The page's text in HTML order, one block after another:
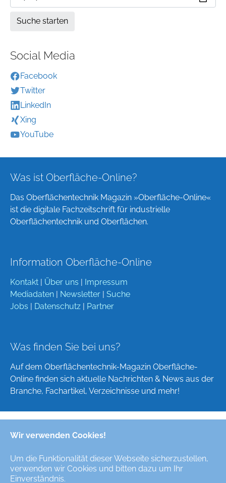
Wir verwenden Cookies!
Um die Funktionalität dieser Webseite sicherzustellen,
verwenden wir Cookies und bitten dazu um Ihr
Einverständnis.
Social Media
Facebook
Twitter
LinkedIn
Xing
YouTube
Was ist Oberfläche-Online?
Das Oberflächentechnik Magazin »Oberfläche-Online«
ist die digitale Fachzeitschrift für industrielle
Oberflächentechnik und Oberflächen.
Information Oberfläche-Online
Kontakt Über uns
Impressum
Mediadaten
Newsletter
Suche
Jobs
Datenschutz Partner
Was finden Sie bei uns?
Auf dem Oberflächentechnik-Magazin Oberfläche-
Online finden sich aktuelle Nachrichten & News aus der
Branche, Fachartikel, Verzeichnisse und mehr!
Deutsch
Alle Rechte/All Rights Reserved © Oberfläche-Online,